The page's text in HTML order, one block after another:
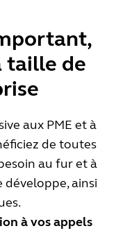
taille de
aux PME et à
de toutes
au fur et à
ainsi
à vos appels